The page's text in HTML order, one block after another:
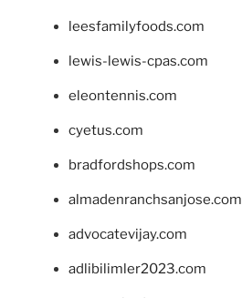
leesfamilyfoods.com
lewis-lewis-cpas.com
eleontennis.com
cyetus.com
bradfordshops.com
almadenranchsanjose.com
advocatevijay.com
adlibilimler2023.com